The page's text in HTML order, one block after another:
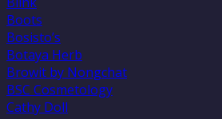
Boots
Bosisto’s
Botaya Herb
Browit by Nongchat
BSC Cosmetology
Cathy Doll